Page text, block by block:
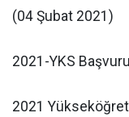
(04 Şubat 2021)
2021-YKS
2021